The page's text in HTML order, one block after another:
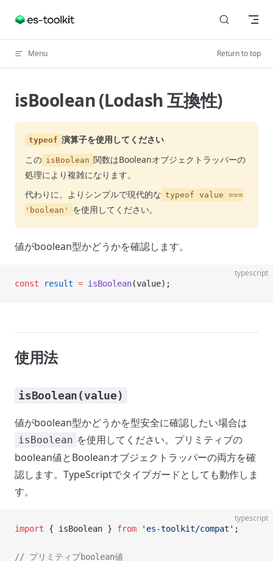
Skip to content
Menu Return to top
isBoolean (Lodash 互換性)
typeof 演算子を使用してください
この isBoolean 関数はBooleanオブジェクトラッパーの
処理により複雑になります。
代わりに、よりシンプルで現代的な typeof value ===
'boolean'
を使用してください。
値がboolean型かどうかを確認します。
typescript
const result = isBoolean(value);
使用法
isBoolean(value)
値がboolean型かどうかを型安全に確認したい場合は
isBoolean を使用してください。プリミティブの
boolean値とBooleanオブジェクトラッパーの両方を確
認します。TypeScriptでタイプガードとしても動作しま
す。
typescript
import { isBoolean } from 'es-toolkit/compat' ;
// プリミティブboolean値